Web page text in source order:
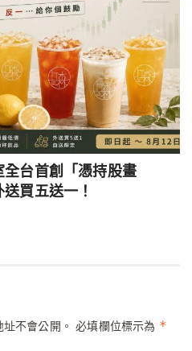
台首創「憑持股畫
買五送一！
不會公開。 必填欄位標示為 *